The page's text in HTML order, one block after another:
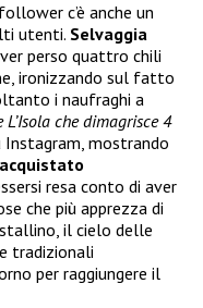
c’è anche un
utenti. Selvaggia
perso quattro chili
ironizzando sul fatto
i naufraghi a
che dimagrisce 4
Instagram, mostrando
resa conto di aver
che più apprezza di
il cielo delle
tradizionali
per raggiungere il